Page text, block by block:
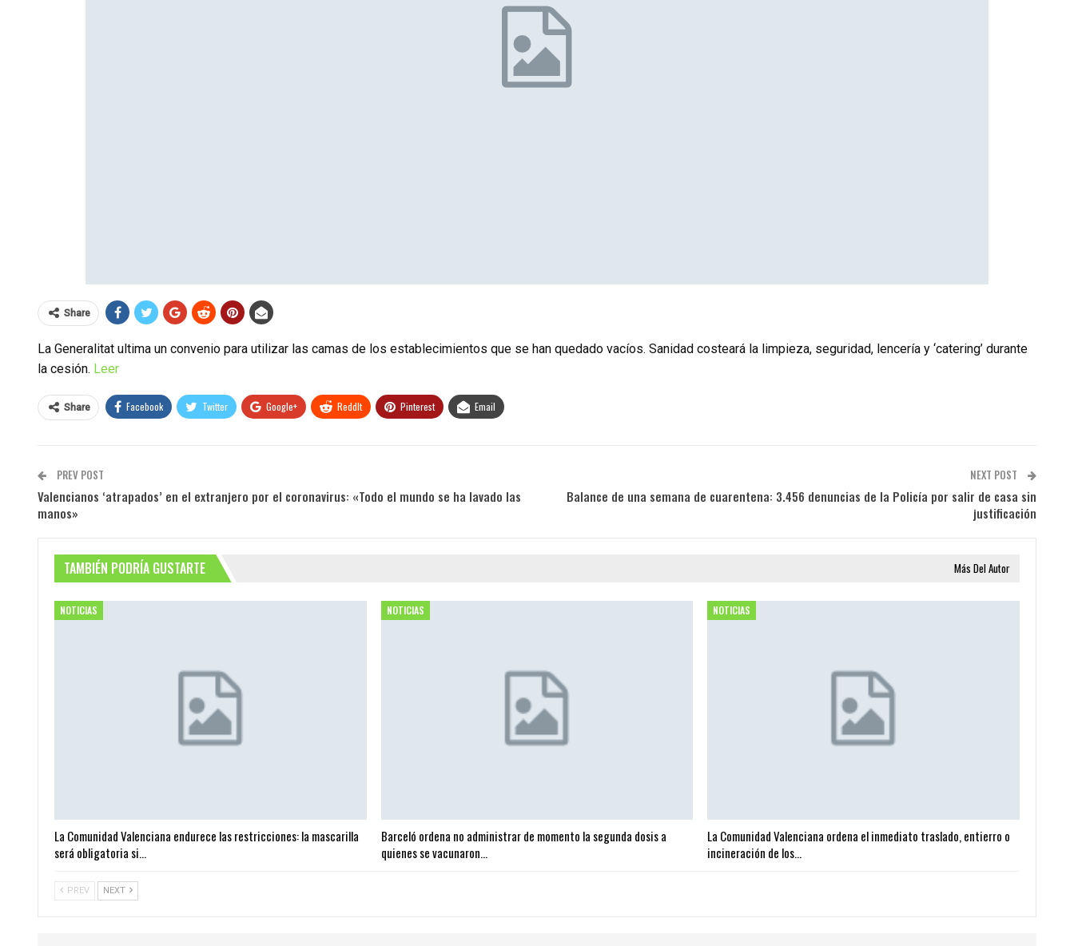
Share
La Generalitat ultima un convenio para utilizar las camas de los establecimientos que se han quedado vacíos. Sanidad costeará la limpieza, seguridad, lencería y ‘catering’ durante
la cesión. Leer
Share Facebook Twitter Google+ ReddIt Pinterest Email
PREV POST
Valencianos ‘atrapados’ en el extranjero por el coronavirus: «Todo el mundo se ha lavado las
manos»
NEXT POST
Balance de una semana de cuarentena: 3.456 denuncias de la Policía por salir de casa sin
justificación
TAMBIÉN PODRÍA GUSTARTE Más Del Autor
NOTICIAS
La Comunidad Valenciana endurece las restricciones: la mascarilla
será obligatoria si…
NOTICIAS
Barceló ordena no administrar de momento la segunda dosis a
quienes se vacunaron…
NOTICIAS
La Comunidad Valenciana ordena el inmediato traslado, entierro o
incineración de los…
PREV NEXT